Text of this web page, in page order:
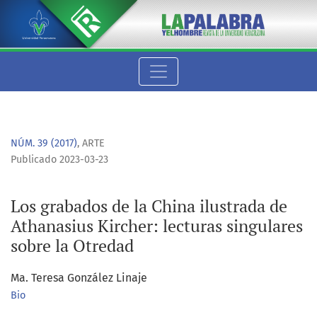
Los grabados de la China ilustrada de Athanasius Kircher:
NÚM. 39 (2017), ARTE
Los grabados de la China ilustrada de
Athanasius Kircher: lecturas singulares
sobre la Otredad
Publicado 2023-03-23
Ma. Teresa González Linaje
Bio